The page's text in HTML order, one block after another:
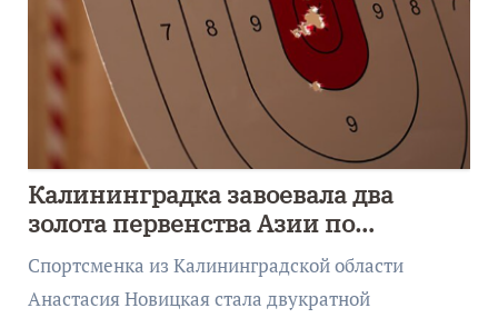
Калининградка завоевала два
золота первенства Азии по
метанию ножа
Спортсменка из Калининградской области
Анастасия Новицкая стала двукратной